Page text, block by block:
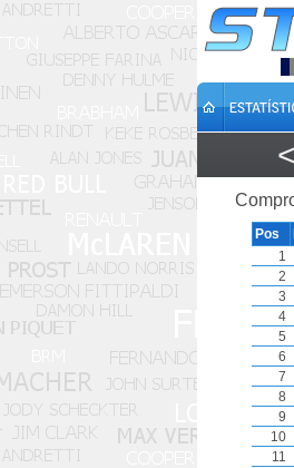
Pos
1
2
3
4
5
6
7
8
9
10
11